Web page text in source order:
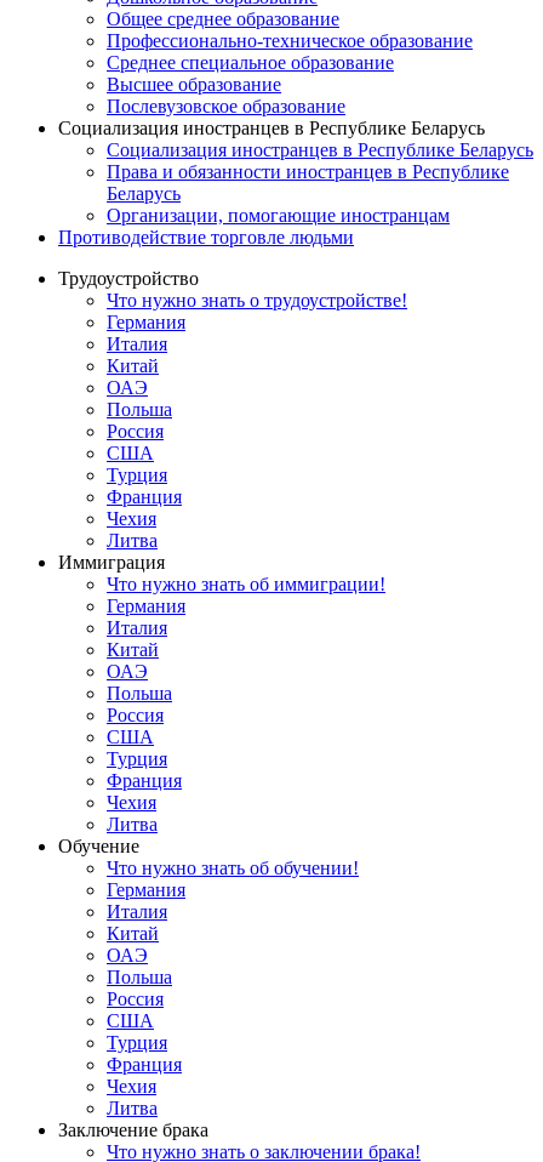
Общее среднее образование
Профессионально-техническое образование
Среднее специальное образование
Высшее образование
Послевузовское образование
Социализация иностранцев в Республике Беларусь
Социализация иностранцев в Республике Беларусь
Права и обязанности иностранцев в Республике
Беларусь
Oрганизации, помогающие иностранцам
Противодействие торговле людьми
Трудоустройство
Что нужно знать о трудоустройстве!
Германия
Италия
Китай
ОАЭ
Польша
Россия
США
Турция
Франция
Чехия
Литва
Иммиграция
Что нужно знать об иммиграции!
Германия
Италия
Китай
ОАЭ
Польша
Россия
США
Турция
Франция
Чехия
Литва
Обучение
Что нужно знать об обучении!
Германия
Италия
Китай
ОАЭ
Польша
Россия
США
Турция
Франция
Чехия
Литва
Заключение брака
Что нужно знать о заключении брака!